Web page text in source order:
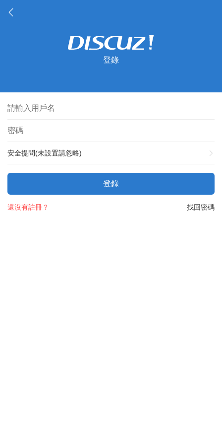
登錄
安全提問(未設置請忽略)
登錄
找回密碼
還沒有註冊？